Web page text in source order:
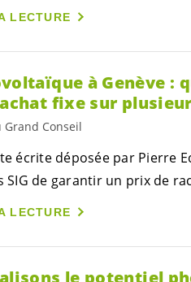
LECTURE
à Genève :
fixe sur
Grand Conseil
écrite déposée par Pierre
SIG de garantir un prix de
LECTURE
le potentiel